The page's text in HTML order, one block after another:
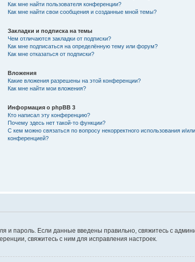
Как мне найти пользователя конференции?
Как мне найти свои сообщения и созданные мной темы?
Закладки и подписка на темы
Чем отличаются закладки от подписки?
Как мне подписаться на определённую тему или форум?
Как мне отказаться от подписки?
Вложения
Какие вложения разрешены на этой конференции?
Как мне найти мои вложения?
Информация о phpBB 3
Кто написал эту конференцию?
Почему здесь нет такой-то функции?
С кем можно связаться по вопросу некорректного использования и/
конференцией?
и пароль. Если данные введены правильно, свяжитесь с
свяжитесь с ним для исправления настроек.